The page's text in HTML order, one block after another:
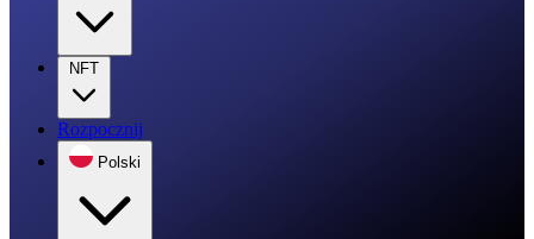
NFT
Rozpocznij
Polski